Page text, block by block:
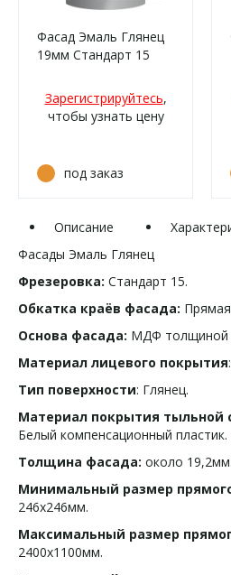
Фасад Эмаль Глянец
19мм Стандарт 15
высота 100-356мм
Зарегистрируйтесь,
чтобы узнать цену
под заказ
Описание
Фасады Эмаль Глянец
Фрезеровка: Стандарт 15.
Обкатка краёв фасада:
Основа фасада: МДФ толщиной
Материал лицевого покрытия
Тип поверхности: Глянец.
Материал покрытия тыльной
Белый компенсационный пластик.
Толщина фасада: около 19,2мм.
Минимальный размер
246х246мм.
Максимальный размер
2400х1100мм.